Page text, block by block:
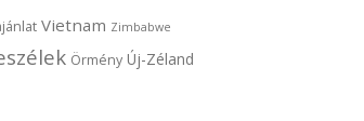
Vietnam Zimbabwe
Örmény Új-Zéland